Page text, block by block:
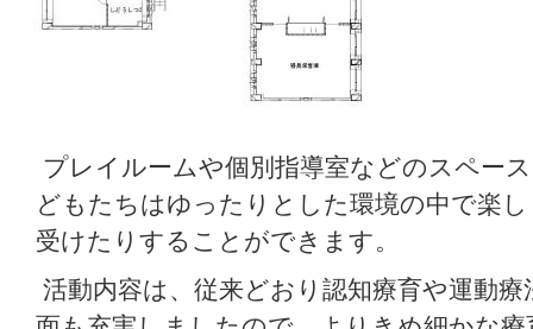
プレイルームや個別指導室などのスペー
どもたちはゆったりとした環境の中で楽
受けたりすることができます。
活動内容は、従来どおり認知療育や運動